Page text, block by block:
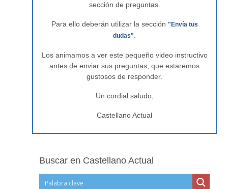
sección de preguntas.
Para ello deberán utilizar la sección "Envía tus
dudas"
Los animamos a ver este pequeño video instructivo
antes de enviar sus preguntas, que estaremos
gustosos de responder.
Un cordial saludo,
Castellano Actual
Buscar en Castellano Actual